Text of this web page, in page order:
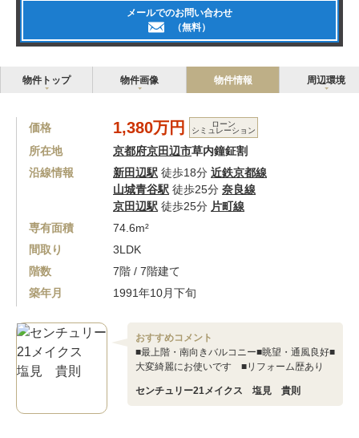
メールでのお問い合わせ
（無料）
物件トップ 物件画像 物件情報 周辺環境
価格 1,380万円 ローン
シミュレーション
所在地 京都府京田辺市草内鐘鉦割
沿線情報
新田辺駅 徒歩18分 近鉄京都線
山城青谷駅 徒歩25分 奈良線
京田辺駅 徒歩25分 片町線
専有面積
74.6m²
間取り
3LDK
階数
7階 / 7階建て
築年月
1991年10月下旬
おすすめコメント
■最上階・南向きバルコニー■眺望・通風良好■
大変綺麗にお使いです ■リフォーム歴あり
センチュリー21メイクス 塩見 貴則